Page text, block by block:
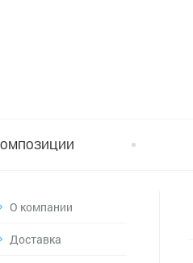
О компании
Доставка